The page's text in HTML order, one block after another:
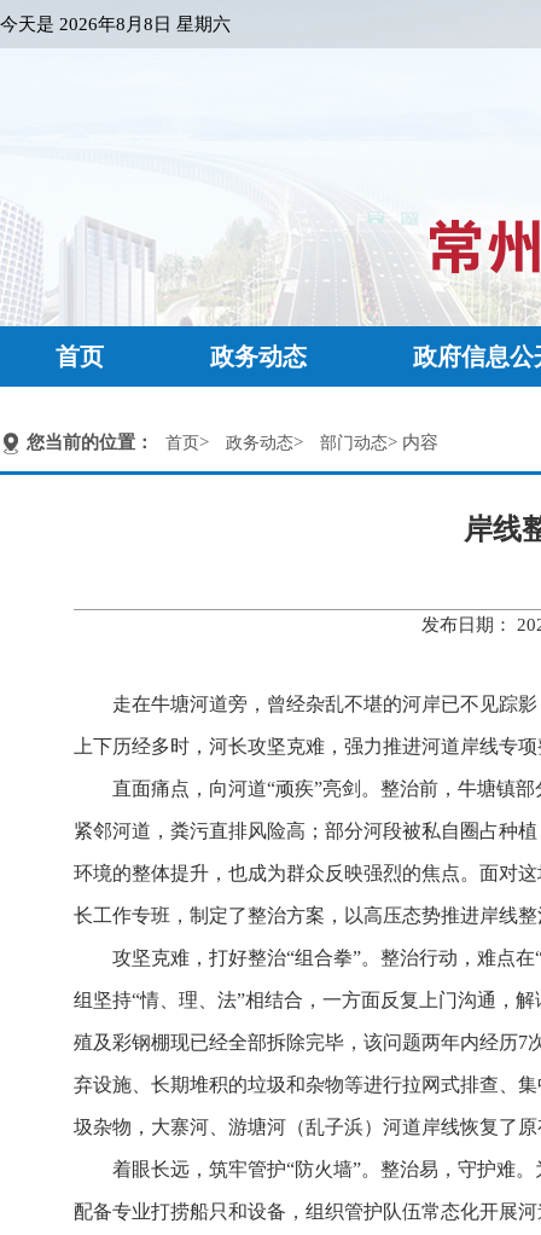
今天是 2026年8月8日 星期六
首页 政务动态 政府信息公
您当前的位置： 首页> 政务动态> 部门动态> 内容
岸线
发布日期：
走在牛塘河道旁，曾经杂乱不堪的河岸已不见踪
上下历经多时，河长攻坚克难，强力推进河道岸线专
直面痛点，向河道“顽疾”亮剑。整治前，牛塘镇
紧邻河道，粪污直排风险高；部分河段被私自圈占种
环境的整体提升，也成为群众反映强烈的焦点。面对
长工作专班，制定了整治方案，以高压态势推进岸线
攻坚克难，打好整治“组合拳”。整治行动，难点
组坚持“情、理、法”相结合，一方面反复上门沟通，
殖及彩钢棚现已经全部拆除完毕，该问题两年内经历
弃设施、长期堆积的垃圾和杂物等进行拉网式排查、
圾杂物，大寨河、游塘河（乱子浜）河道岸线恢复了
着眼长远，筑牢管护“防火墙”。整治易，守护难
配备专业打捞船只和设备，组织管护队伍常态化开展